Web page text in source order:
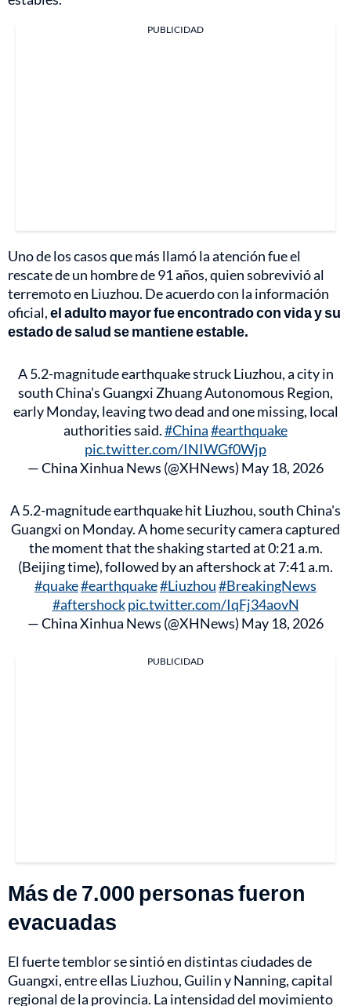
PUBLICIDAD
Uno de los casos que más llamó la atención fue el
rescate de un hombre de 91 años, quien sobrevivió al
terremoto en Liuzhou. De acuerdo con la información
oficial,el adulto mayor fue encontrado con vida y su
estado de salud se mantiene estable.
A 5.2-magnitude earthquake struck Liuzhou, a city in
south China's Guangxi Zhuang Autonomous Region,
early Monday, leaving two dead and one missing, local
authorities said.#China#earthquake
pic.twitter.com/INIWGf0Wjp
— China Xinhua News (@XHNews) May 18, 2026
A 5.2-magnitude earthquake hit Liuzhou, south China's
Guangxi on Monday. A home security camera captured
the moment that the shaking started at 0:21 a.m.
(Beijing time), followed by an aftershock at 7:41 a.m.
#quake#earthquake#Liuzhou#BreakingNews
#aftershock pic.twitter.com/IqFj34aovN
— China Xinhua News (@XHNews) May 18, 2026
PUBLICIDAD
Más de 7.000 personas fueron
evacuadas
El fuerte temblor se sintió en distintas ciudades de
Guangxi, entre ellas Liuzhou, Guilin y Nanning, capital
regional de la provincia. La intensidad del movimiento